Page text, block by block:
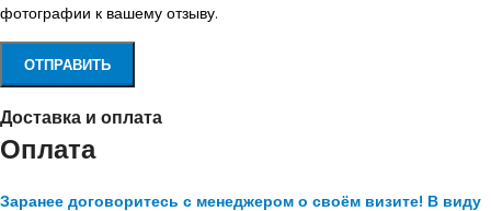
фотографии к вашему отзыву.
Доставка и оплата
Оплата
Заранее договоритесь с менеджером о своём визите! В виду